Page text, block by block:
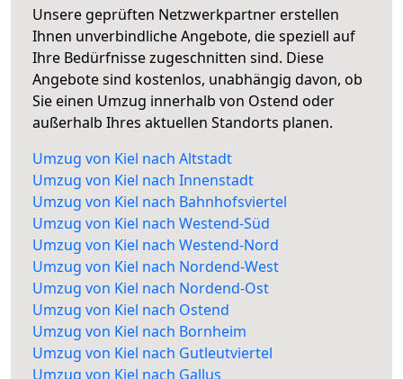
Unsere geprüften Netzwerkpartner erstellen
Ihnen unverbindliche Angebote, die speziell auf
Ihre Bedürfnisse zugeschnitten sind. Diese
Angebote sind kostenlos, unabhängig davon, ob
Sie einen Umzug innerhalb von Ostend oder
außerhalb Ihres aktuellen Standorts planen.
Umzug von Kiel nach Altstadt
Umzug von Kiel nach Innenstadt
Umzug von Kiel nach Bahnhofsviertel
Umzug von Kiel nach Westend-Süd
Umzug von Kiel nach Westend-Nord
Umzug von Kiel nach Nordend-West
Umzug von Kiel nach Nordend-Ost
Umzug von Kiel nach Ostend
Umzug von Kiel nach Bornheim
Umzug von Kiel nach Gutleutviertel
Umzug von Kiel nach Gallus